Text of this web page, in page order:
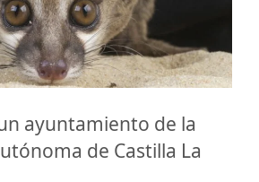
ayuntamiento de la
de Castilla La